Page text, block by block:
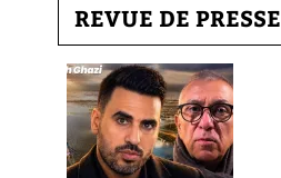
REVUE DE PRESSE